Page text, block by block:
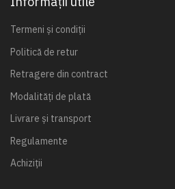
Termeni și condiții
Politică de retur
Retragere din contract
Modalități de plată
Livrare și transport
Regulamente
Achiziții